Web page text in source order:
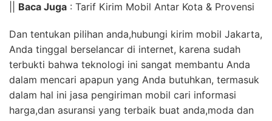
Baca Juga : Tarif Kirim Mobil Antar Kota & Provensi
Dan tentukan pilihan anda,hubungi kirim mobil Jakarta,
Anda tinggal berselancar di internet, karena sudah
terbukti bahwa teknologi ini sangat membantu Anda
dalam mencari apapun yang Anda butuhkan, termasuk
dalam hal ini jasa pengiriman mobil cari informasi
harga,dan asuransi yang terbaik buat anda,moda dan